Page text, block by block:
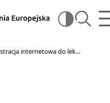
szukaj
Rejestracja internetowa do lekarza POZ (Teleporada)